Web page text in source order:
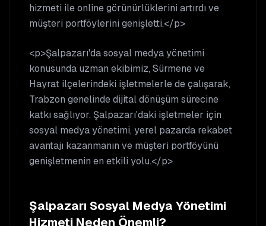
hizmeti ile online görünürlüklerini artırdı ve
müşteri portföylerini genişletti.</p>
<p>Şalpazarı'da sosyal medya yönetimi
konusunda uzman ekibimiz, Sürmene ve
Hayrat ilçelerindeki işletmelerle de çalışarak,
Trabzon genelinde dijital dönüşüm sürecine
katkı sağlıyor. Şalpazarı'daki işletmeler için
sosyal medya yönetimi, yerel pazarda rekabet
avantajı kazanmanın ve müşteri portföyünü
genişletmenin en etkili yolu.</p>
Şalpazarı Sosyal Medya Yönetimi
Hizmeti Neden Önemli?